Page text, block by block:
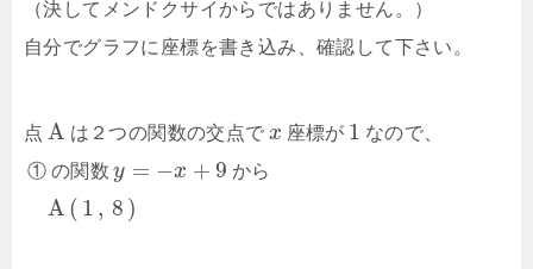
（決してメンドクサイからではありません。）
自分でグラフに座標を書き込み、確認して下さい。
点 A は２つの関数の交点で x 座標が 1 なので、
① の関数 y = −x + 9 から
A ( 1 , 8 )